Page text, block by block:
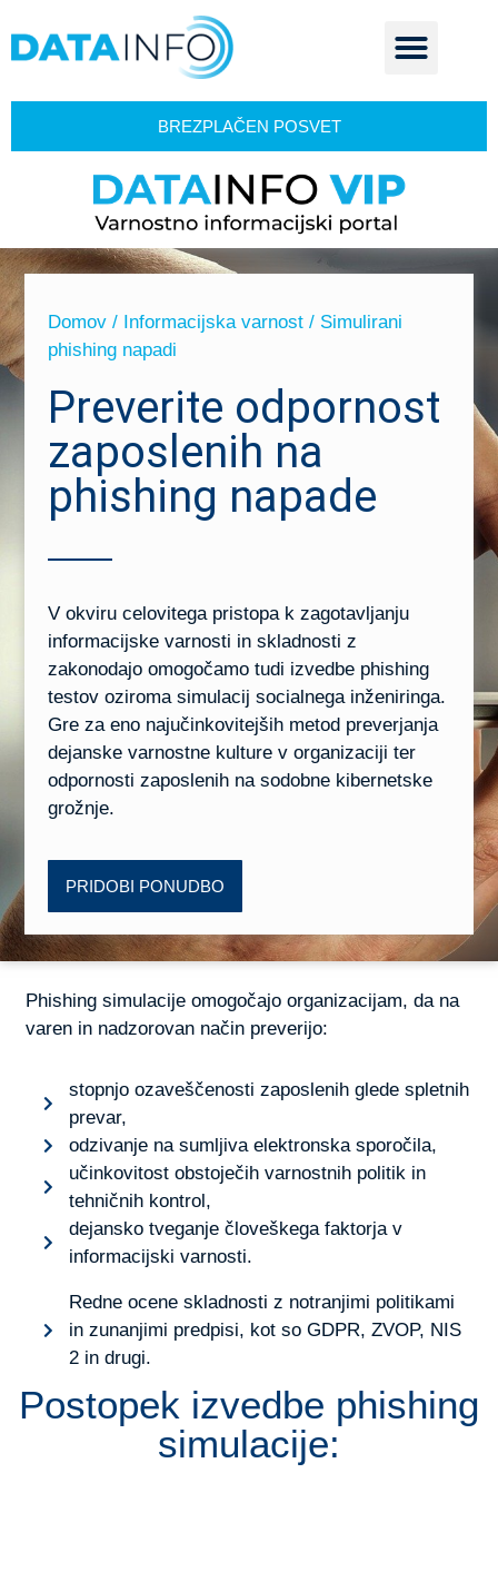
BREZPLAČEN POSVET
Domov/ Informacijska varnost/ Simulirani
phishing napadi
Preverite odpornost
zaposlenih na
phishing napade
V okviru celovitega pristopa k zagotavljanju
informacijske varnosti in skladnosti z
zakonodajo omogočamo tudi izvedbe phishing
testov oziroma simulacij socialnega inženiringa.
Gre za eno najučinkovitejših metod preverjanja
dejanske varnostne kulture v organizaciji ter
odpornosti zaposlenih na sodobne kibernetske
grožnje.
PRIDOBI PONUDBO
Phishing simulacije omogočajo organizacijam, da na
varen in nadzorovan način preverijo:
stopnjo ozaveščenosti zaposlenih glede spletnih
prevar,
odzivanje na sumljiva elektronska sporočila,
učinkovitost obstoječih varnostnih politik in
tehničnih kontrol,
dejansko tveganje človeškega faktorja v
informacijski varnosti.
Redne ocene skladnosti z notranjimi politikami
in zunanjimi predpisi, kot so GDPR, ZVOP, NIS
2 in drugi.
Postopek izvedbe phishing
simulacije: